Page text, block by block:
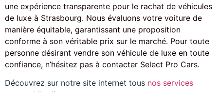
une expérience transparente pour le rachat de véhicules
de luxe à Strasbourg. Nous évaluons votre voiture de
manière équitable, garantissant une proposition
conforme à son véritable prix sur le marché. Pour toute
personne désirant vendre son véhicule de luxe en toute
confiance, n’hésitez pas à contacter Select Pro Cars.
Découvrez sur notre site internet tous nos services